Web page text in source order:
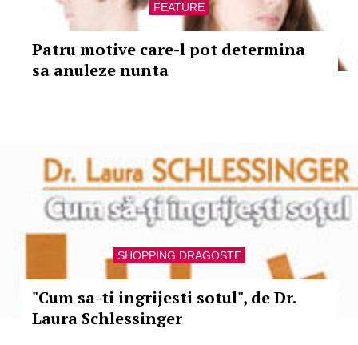
FEATURE
Patru motive care-l pot determina
sa anuleze nunta
SHOPPING DRAGOSTE
"Cum sa-ti ingrijesti sotul", de Dr.
Laura Schlessinger